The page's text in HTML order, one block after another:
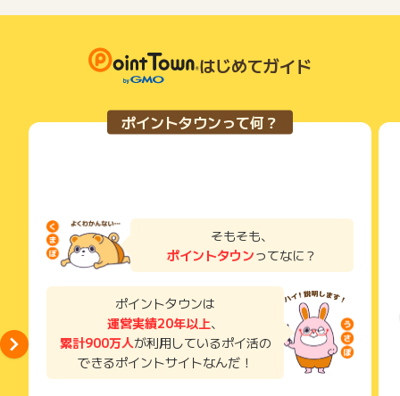
・お問い合わせ内容
・広告ID、広告名
・登録メールアドレス
・注文完了メール
い物を複数回ご利用された場合
て一度でも同サービス・お買い物を利用されたことがある場合
ご利用前には、Cookieの削除をおこなっていただくことを推奨
サービス・お買い物利用時にお電話など2つ以上の申し込み方
法がある場合、必ずサイト上のWEBフォームからお申し込みく
了などのメールは、ポイント獲得するまで必ず保管してくださ
獲得待ち・獲得失敗の状態でお問い合わせされる際に、該当の
メールを送っていただく場合がございます。
そのため、紛失・破棄された場合は対応いたしかねますので、
ご注意ください。
(※) SafariやChromeなどwebサイトを表示するアプリのこと
条件を達成しているかどうかは各広告主ではなく、代理店が行
っているため、広告主はポイントに関する詳細を把握しており
そのため、ポイントタウンのポイントに関するお問い合わせを
広告主様に直接行わないようお願いいたします。
はじめてガイド
ポイントタウンって何？
そもそも、
ポイントタウンってなに？
ポイントタウンは
運営実績20年以上、
累計900万人が利用しているポイ活の
できるポイントサイトなんだ！